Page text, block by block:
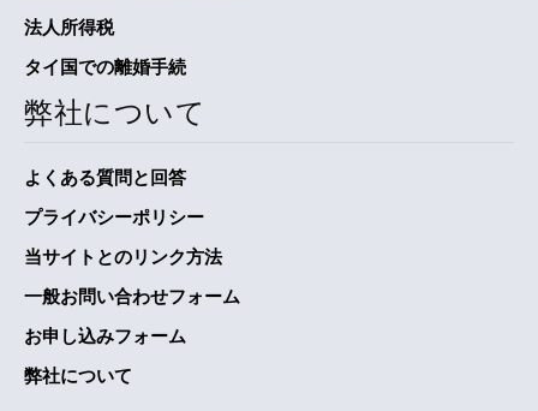
法人所得税
タイ国での離婚手続
弊社について
よくある質問と回答
プライバシーポリシー
当サイトとのリンク方法
一般お問い合わせフォーム
お申し込みフォーム
弊社について